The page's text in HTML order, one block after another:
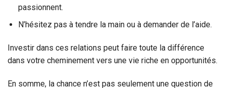
passionnent.
N’hésitez pas à tendre la main ou à demander de l’aide.
Investir dans ces relations peut faire toute la différence
dans votre cheminement vers une vie riche en opportunités.
En somme, la chance n’est pas seulement une question de